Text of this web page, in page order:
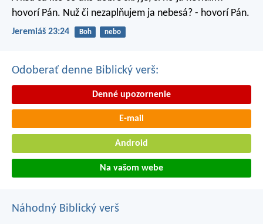
hovorí Pán. Nuž či nezaplňujem ja nebesá? - hovorí Pán.
Jeremiáš 23:24 Boh nebo
Odoberať denne Biblický verš:
Denné upozornenie
E-mail
Android
Na vašom webe
Náhodný Biblický verš